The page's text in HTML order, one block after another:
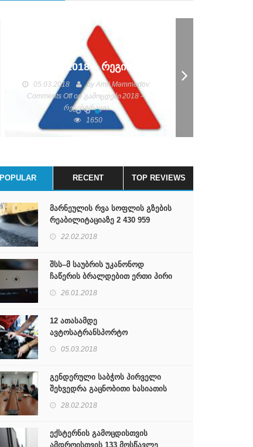
გამოცდები 2018 – რეგისტრაცია
05.03.2018 by Amil Məmmədov
Comments Offon გამოცდები 2018 –
რეგისტრაცია
1650
POPULAR RECENT TOP REVIEWS
მარნეულის რვა სოფლის გზების
რეაბილიტაციაზე 2 430 959
ლარის ტენდერებია
22.02.2018
შსს–მ საუბრის უკანონოდ
ჩაწერის ბრალდებით ერთი პირი
დააკავა
26.01.2018
12 ათასამდე
ავტოსატრანსპორტო
საშუალებებიდან 32 %-მა
05.03.2018
გენდერული საბჭოს პირველი
შეხვედრა გაცნობითი ხასიათის
იყო
28.02.2018
ექსტერნის გამოცდისთვის
ამდროისთვის 133 მოსწავლე